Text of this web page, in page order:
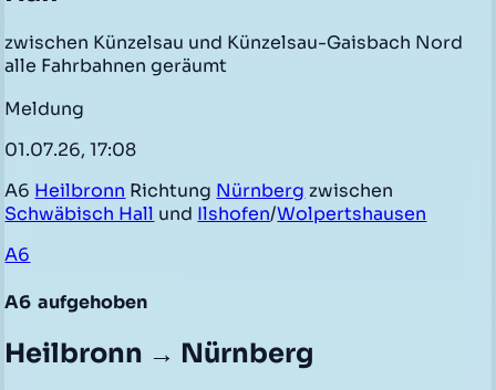
zwischen Künzelsau und Künzelsau-Gaisbach Nord
alle Fahrbahnen geräumt
Meldung
01.07.26, 17:08
A6 Heilbronn Richtung Nürnberg zwischen
Schwäbisch Hall und Ilshofen/Wolpertshausen
A6
A6 aufgehoben
Heilbronn → Nürnberg